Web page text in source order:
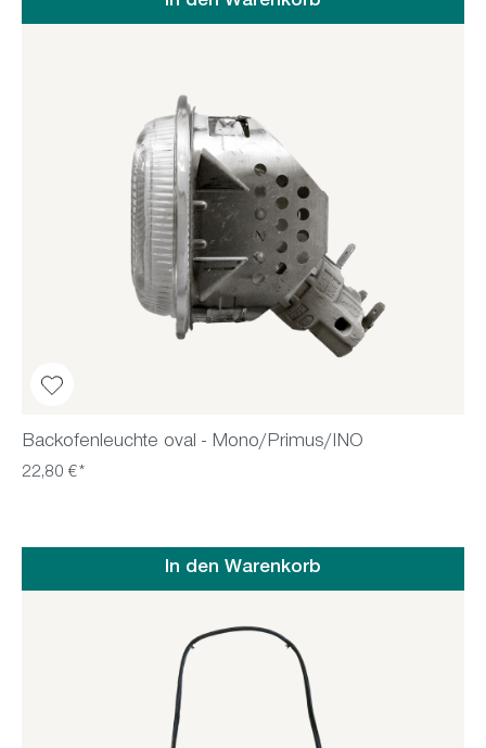
Backofenleuchte oval - Mono/Primus/INO
22,80 €*
In den Warenkorb